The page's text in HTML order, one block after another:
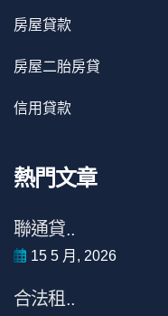
房屋貸款
房屋二胎房貸
信用貸款
熱門文章
聯通貸..
15 5 月, 2026
合法租..